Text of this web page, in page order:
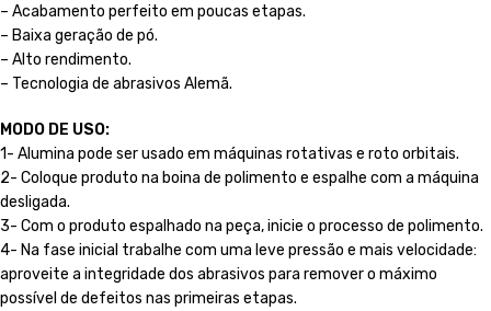
– Acabamento perfeito em poucas etapas.
– Baixa geração de pó.
– Alto rendimento.
– Tecnologia de abrasivos Alemã.
MODO DE USO:
1- Alumina pode ser usado em máquinas rotativas e roto orbitais.
2- Coloque produto na boina de polimento e espalhe com a máquina
desligada.
3- Com o produto espalhado na peça, inicie o processo de polimento.
4- Na fase inicial trabalhe com uma leve pressão e mais velocidade:
aproveite a integridade dos abrasivos para remover o máximo
possível de defeitos nas primeiras etapas.